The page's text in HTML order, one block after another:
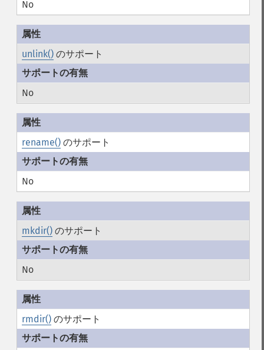
No
unlink()のサポート
No
rename()のサポート
No
mkdir()のサポート
No
rmdir()のサポート